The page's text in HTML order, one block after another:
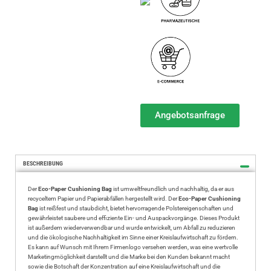
Angebotsanfrage
BESCHREIBUNG
DerEco-Paper Cushioning Bagist umweltfreundlich und nachhaltig, da er aus
recyceltem Papier und Papierabfällen hergestellt wird. DerEco-Paper Cushioning
Bagist reißfest und staubdicht, bietet hervorragende Polstereigenschaften und
gewährleistet saubere und effiziente Ein- und Auspackvorgänge. Dieses Produkt
ist außerdem wiederverwendbar und wurde entwickelt, um Abfall zu reduzieren
und die ökologische Nachhaltigkeit im Sinne einer Kreislaufwirtschaft zu fördern.
Es kann auf Wunsch mit Ihrem Firmenlogo versehen werden, was eine wertvolle
Marketingmöglichkeit darstellt und die Marke bei den Kunden bekannt macht
sowie die Botschaft der Konzentration auf eine Kreislaufwirtschaft und die